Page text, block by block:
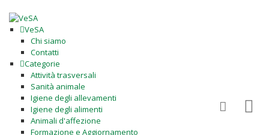
VeSA
Chi siamo
Contatti
Categorie
Attività trasversali
Sanità animale
Igiene degli allevamenti
Igiene degli alimenti
Animali d'affezione
Formazione e Aggiornamento